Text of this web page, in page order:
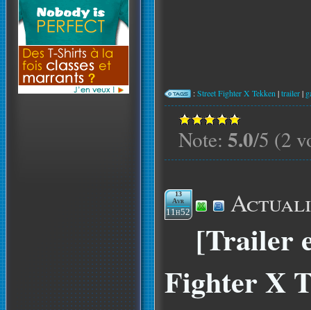
:Street Fighter X Tekken |trailer|
Note: 5.0/5 (2
13
Avr
11h52
[Trailer
Fighter X